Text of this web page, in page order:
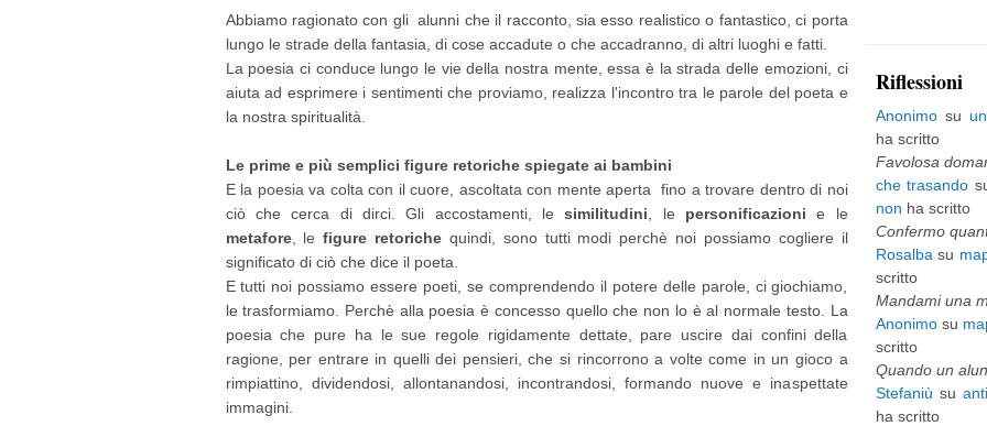
Abbiamo ragionato con gli alunni che il racconto, sia esso realistico o fantastico, ci porta
lungo le strade della fantasia, di cose accadute o che accadranno, di altri luoghi e fatti.
La poesia ci conduce lungo le vie della nostra mente, essa è la strada delle emozioni, ci
aiuta ad esprimere i sentimenti che proviamo, realizza l'incontro tra le parole del poeta e
la nostra spiritualità.
Le prime e più semplici figure retoriche spiegate ai bambini
E la poesia va colta con il cuore, ascoltata con mente aperta fino a trovare dentro di noi
ciò che cerca di dirci. Gli accostamenti, lesimilitudini , le personificazioni e le
metafore, lefigure retoriche quindi, sono tutti modi perchè noi possiamo cogliere il
significato di ciò che dice il poeta.
E tutti noi possiamo essere poeti, se comprendendo il potere delle parole, ci giochiamo,
le trasformiamo. Perchè alla poesia è concesso quello che non lo è al normale testo. La
poesia che pure ha le sue regole rigidamente dettate, pare uscire dai confini della
ragione, per entrare in quelli dei pensieri, che si rincorrono a volte come in un gioco a
rimpiattino, dividendosi, allontanandosi, incontrandosi, formando nuove e inaspettate
immagini.
p
i
ù
c
i
Riflessioni
Anonimosu
ha scritto
Favolosa
che trasando
non ha scritto
Confermo
Rosalba su
scritto
Mandami una
Anonimosu
scritto
Quando un
Stefaniù su
ha scritto